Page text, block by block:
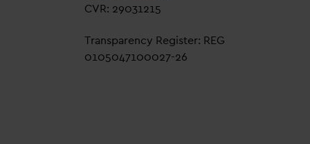
CVR: 29031215
Transparency Register: REG
0105047100027-26